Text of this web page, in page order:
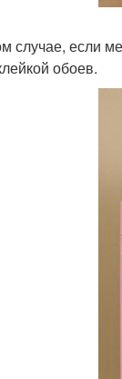
случае, если
обоев.